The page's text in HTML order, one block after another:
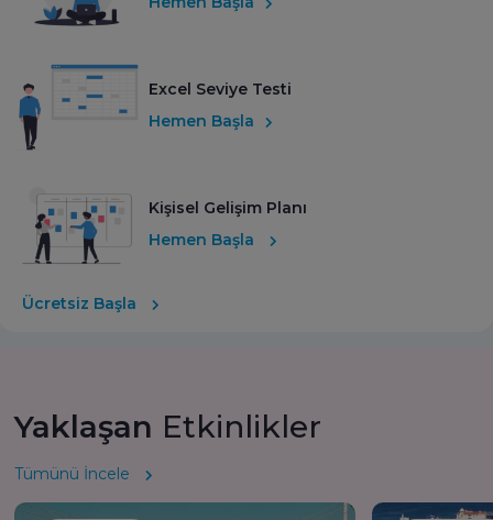
Excel Seviye Testi
Hemen Başla
Kişisel Gelişim Planı
Hemen Başla
Ücretsiz Başla
Yaklaşan Etkinlikler
Tümünü İncele